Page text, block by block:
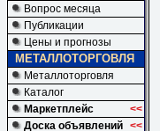
Вопрос месяца
Публикации
Цены и прогнозы
МЕТАЛЛОТОРГОВЛЯ
Металлоторговля
Каталог
Маркетплейс
<<
Доска объявлений <<